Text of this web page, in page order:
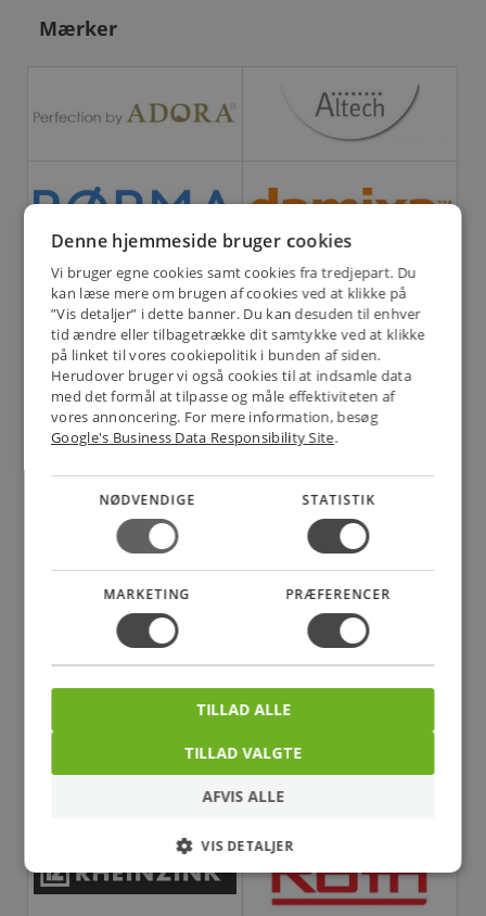
Mærker
Denne hjemmeside bruger cookies
Vi bruger egne cookies samt cookies fra tredjepart. Du
kan læse mere om brugen af cookies ved at klikke på
”Vis detaljer” i dette banner. Du kan desuden til enhver
tid ændre eller tilbagetrække dit samtykke ved at klikke
på linket til vores cookiepolitik i bunden af siden.
Herudover bruger vi også cookies til at indsamle data
med det formål at tilpasse og måle effektiviteten af
vores annoncering. For mere information, besøg
Google's Business Data Responsibility Site.
NØDVENDIGE STATISTIK
MARKETING PRÆFERENCER
TILLAD VALGTE
TILLAD ALLE
AFVIS ALLE
VIS DETALJER